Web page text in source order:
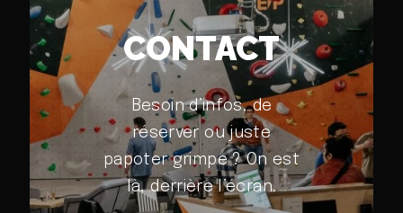
CONTACT
Besoin d’infos, de
réserver ou juste
papoter grimpe ? On est
là, derrière l’écran.